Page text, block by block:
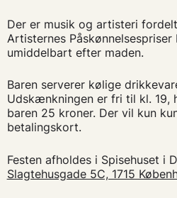
Der er musik og artisteri
Artisternes
umiddelbart efter maden.
Baren serverer kølige
Udskænkningen er fri til kl. 19,
baren 25 kroner. Der vil kun
betalingskort.
Festen afholdes i Spisehuset i
Slagtehusgade 5C, 1715